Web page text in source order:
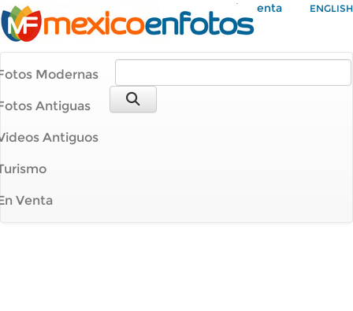
Mi Cuenta ENGLISH
Modernas
Antiguas
Antiguos
Venta